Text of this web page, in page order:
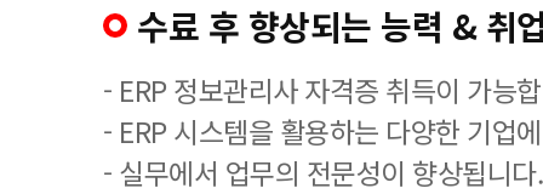
수료 후 향상되는 능력 & 취
- ERP 정보관리사 자격증 취득이 가능
- ERP 시스템을 활용하는 다양한 기업
- 실무에서 업무의 전문성이 향상됩니다.